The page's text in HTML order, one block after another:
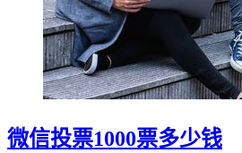
微信投票1000票多少钱